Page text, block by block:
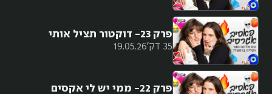
35 דק' 19.05.26
פרק 23- דוקטור תציל אותי
פרק 22- ממי יש לי אקסים